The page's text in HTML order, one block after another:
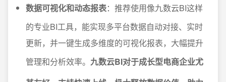
数据可视化和动态报表：推荐使用像九数云BI这样
的专业BI工具，能实现多平台数据自动对接、实时
更新，并一键生成多维度的可视化报表，大幅提升
管理和分析效率。 九数云BI对于成长型电商企业尤